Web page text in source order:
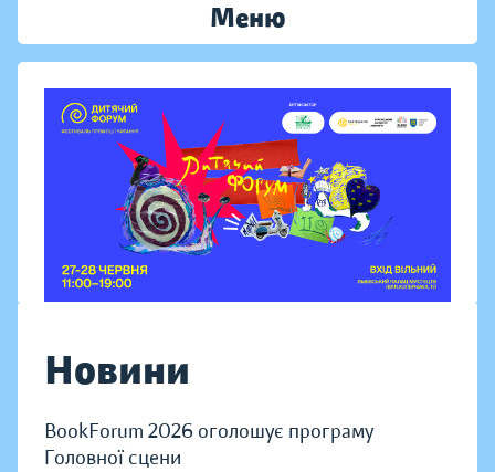
Меню
Новини
BookForum 2026 оголошує програму
Головної сцени